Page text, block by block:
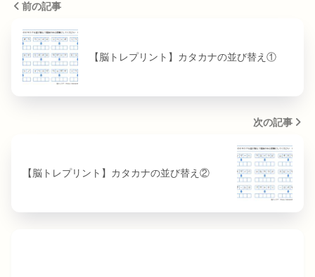
前の記事
【脳トレプリント】カタカナの並び替え①
次の記事
【脳トレプリント】カタカナの並び替え②